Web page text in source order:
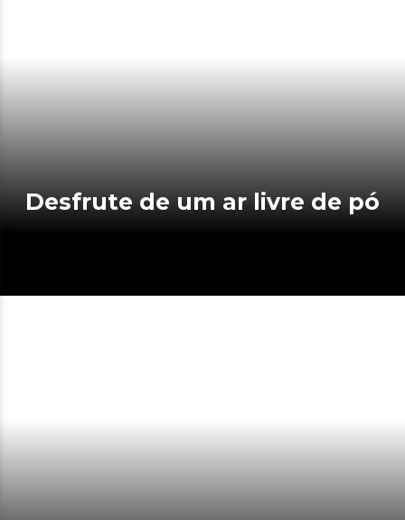
Desfrute de um ar livre de pó